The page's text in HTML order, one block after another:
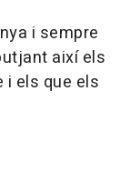
i sempre
així els
i els que els